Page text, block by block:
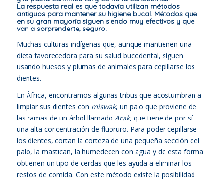
La respuesta real es que todavía utilizan métodos
antiguos para mantener su higiene bucal. Métodos que
en su gran mayoría siguen siendo muy efectivos y que
van a sorprenderte, seguro.
Muchas culturas indígenas que, aunque mantienen una
dieta favorecedora para su salud bucodental, siguen
usando huesos y plumas de animales para cepillarse los
dientes.
En África, encontramos algunas tribus que acostumbran a
limpiar sus dientes con miswak, un palo que proviene de
las ramas de un árbol llamado Arak, que tiene de por sí
una alta concentración de fluoruro. Para poder cepillarse
los dientes, cortan la corteza de una pequeña sección del
palo, la mastican, la humedecen con agua y de esta forma
obtienen un tipo de cerdas que les ayuda a eliminar los
restos de comida. Con este método existe la posibilidad